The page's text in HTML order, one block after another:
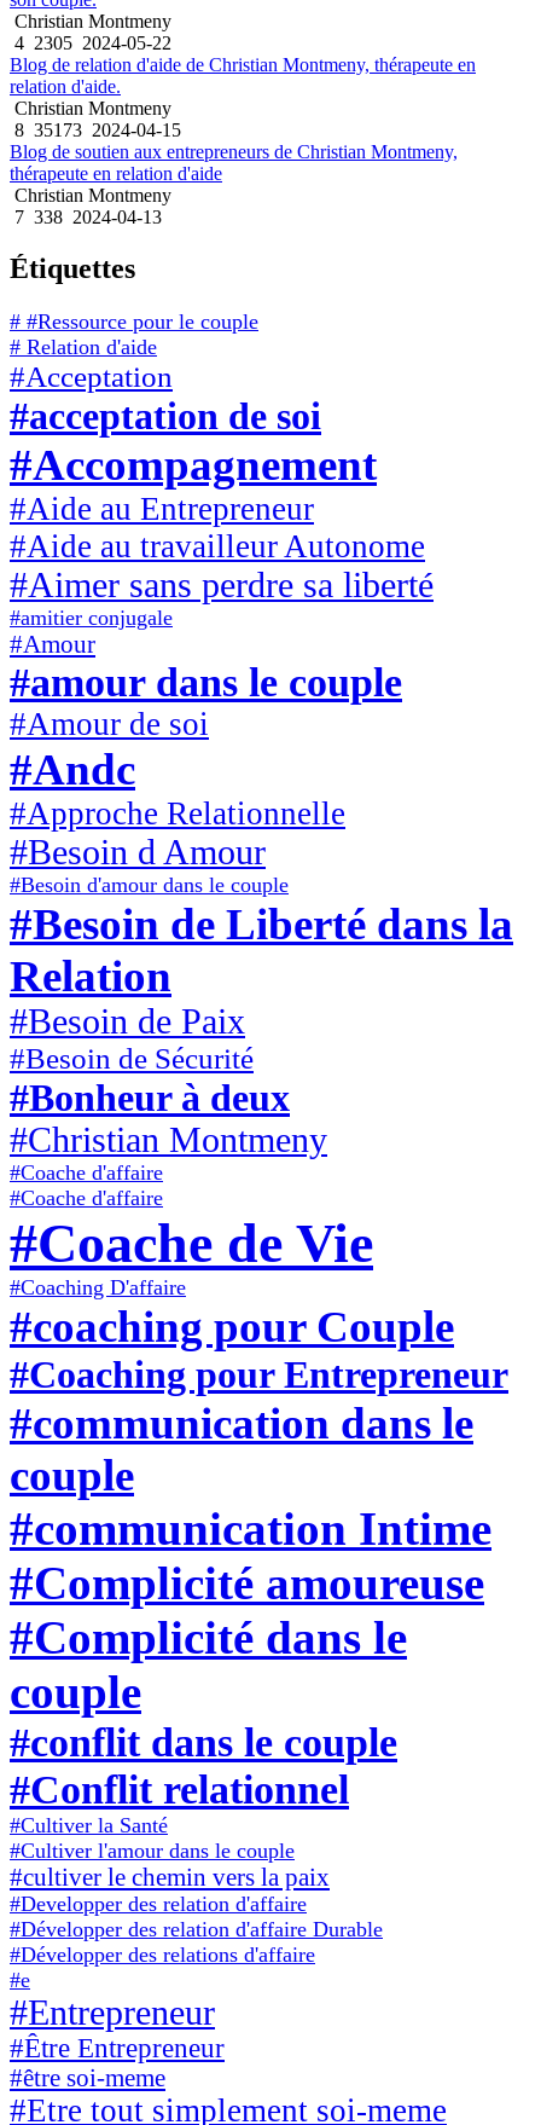
Christian Montmeny
4 2305 2024-05-22
Blog de relation d'aide de Christian Montmeny, thérapeute en
relation d'aide.
Christian Montmeny
8 35173 2024-04-15
Blog de soutien aux entrepreneurs de Christian Montmeny,
thérapeute en relation d'aide
Christian Montmeny
7 338 2024-04-13
Étiquettes
# #Ressource pour le couple
# Relation d'aide
#Acceptation
#acceptation de soi
#Accompagnement
#Aide au Entrepreneur
#Aide au travailleur Autonome
#Aimer sans perdre sa liberté
#amitier conjugale
#Amour
#amour dans le couple
#Amour de soi
#Andc
#Approche Relationnelle
#Besoin d Amour
#Besoin d'amour dans le couple
#Besoin de Liberté dans la
Relation
#Besoin de Paix
#Besoin de Sécurité
#Bonheur à deux
#Christian Montmeny
#Coache d'affaire
#Coache d'affaire
#Coache de Vie
#Coaching D'affaire
#coaching pour Couple
#Coaching pour Entrepreneur
#communication dans le
couple
#communication Intime
#Complicité amoureuse
#Complicité dans le
couple
#conflit dans le couple
#Conflit relationnel
#Cultiver la Santé
#Cultiver l'amour dans le couple
#cultiver le chemin vers la paix
#Developper des relation d'affaire
#Développer des relation d'affaire Durable
#Développer des relations d'affaire
#e
#Entrepreneur
#Être Entrepreneur
#être soi-meme
#Etre tout simplement soi-meme